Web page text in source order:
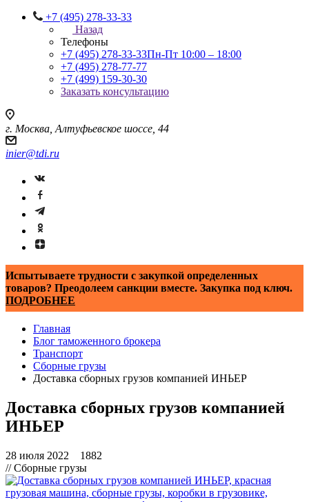
+7 (495) 278-33-33
Назад
Телефоны
+7 (495) 278-33-33Пн-Пт 10:00 – 18:00
+7 (495) 278-77-77
+7 (499) 159-30-30
Заказать консультацию
г. Москва, Алтуфьевское шоссе, 44
inier@tdi.ru
Испытываете трудности с закупкой определенных
товаров? Преодолеем санкции вместе. Закупка под ключ.
ПОДРОБНЕЕ
Главная
Блог таможенного брокера
Транспорт
Сборные грузы
Доставка сборных грузов компанией ИНЬЕР
Доставка сборных грузов компанией
ИНЬЕР
28 июля 2022
1882
// Сборные грузы